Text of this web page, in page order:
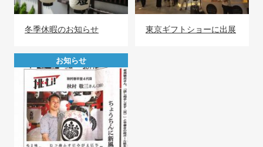
冬季休暇のお知らせ 東京ギフトショーに出展
お知らせ